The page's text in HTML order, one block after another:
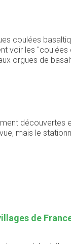
coulées
voir les "coulées
orgues de
découvertes
mais le
de